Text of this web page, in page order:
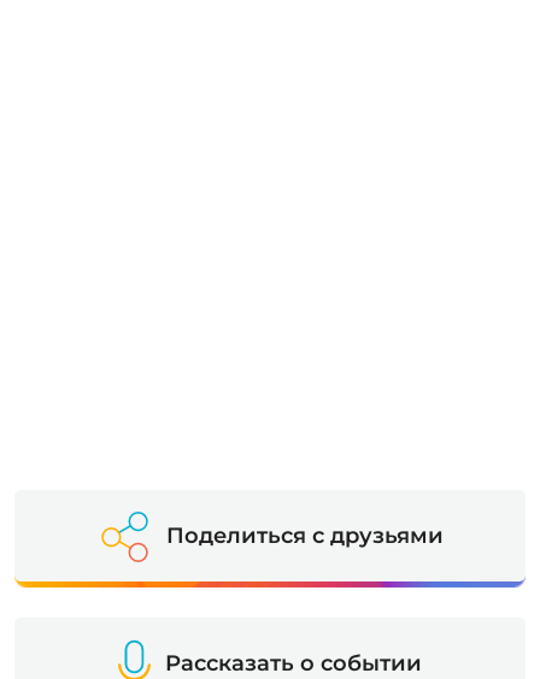
Поделиться с друзьями
Рассказать о событии